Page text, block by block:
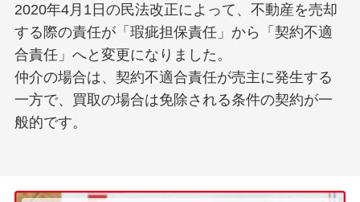
2020年4月1日の民法改正によって、不動産を売却
する際の責任が「瑕疵担保責任」から「契約不適
合責任」へと変更になりました。
仲介の場合は、契約不適合責任が売主に発生する
一方で、買取の場合は免除される条件の契約が一
般的です。